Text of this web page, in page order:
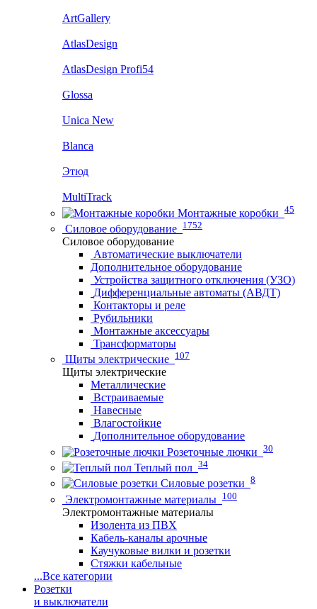
ArtGallery
AtlasDesign
AtlasDesign Profi54
Glossa
Unica New
Blanca
Этюд
MultiTrack
Монтажные коробки 45
Силовое оборудование 1752
Силовое оборудование
Автоматические выключатели
Дополнительное оборудование
Устройства защитного отключения (УЗО)
Дифференциальные автоматы (АВДТ)
Контакторы и реле
Рубильники
Монтажные аксессуары
Трансформаторы
Щиты электрические 107
Щиты электрические
Металлические
Встраиваемые
Навесные
Влагостойкие
Дополнительное оборудование
Розеточные лючки 30
Теплый пол 34
Силовые розетки 8
Электромонтажные материалы 100
Электромонтажные материалы
Изолента из ПВХ
Кабель-каналы арочные
Каучуковые вилки и розетки
Стяжки кабельные
...Все категории
Розетки
и выключатели